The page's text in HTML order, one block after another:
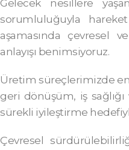
Gelecek nesillere
sorumluluğuyla
aşamasında çevresel
anlayışı benimsiyoruz.
Üretim süreçlerimizde
geri dönüşüm, iş
sürekli iyileştirme
Çevresel